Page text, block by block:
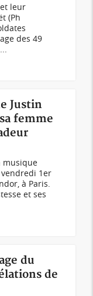
leur
(Ph
des 49
Justin
femme
musique
1er
à Paris.
et ses
du
de